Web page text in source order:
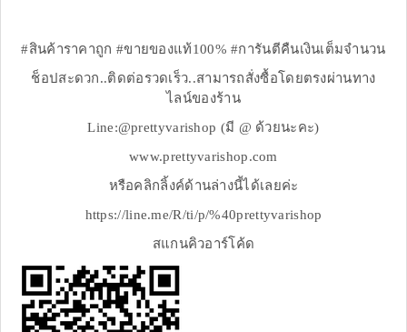
#สินค้าราคาถูก #ขายของแท้100% #การันตีคืนเงินเต็มจำนวน
ช็อปสะดวก..ติดต่อรวดเร็ว..สามารถสั่งซื้อโดยตรงผ่านทาง
ไลน์ของร้าน
Line:@prettyvarishop (มี @ ด้วยนะคะ)
www.prettyvarishop.com
หรือคลิกลิ้งค์ด้านล่างนี้ได้เลยค่ะ
https://line.me/R/ti/p/%40prettyvarishop
สแกนคิวอาร์โค้ด